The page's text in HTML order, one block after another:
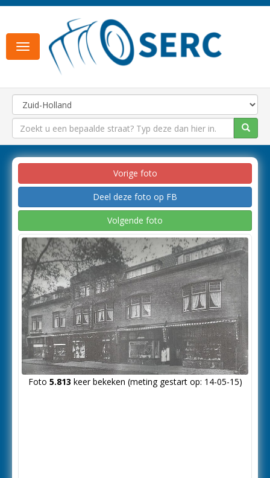
Toggle
navigation
Vorige foto
Deel deze foto op FB
Volgende foto
Foto 5.813 keer bekeken (meting gestart op: 14-05-15)